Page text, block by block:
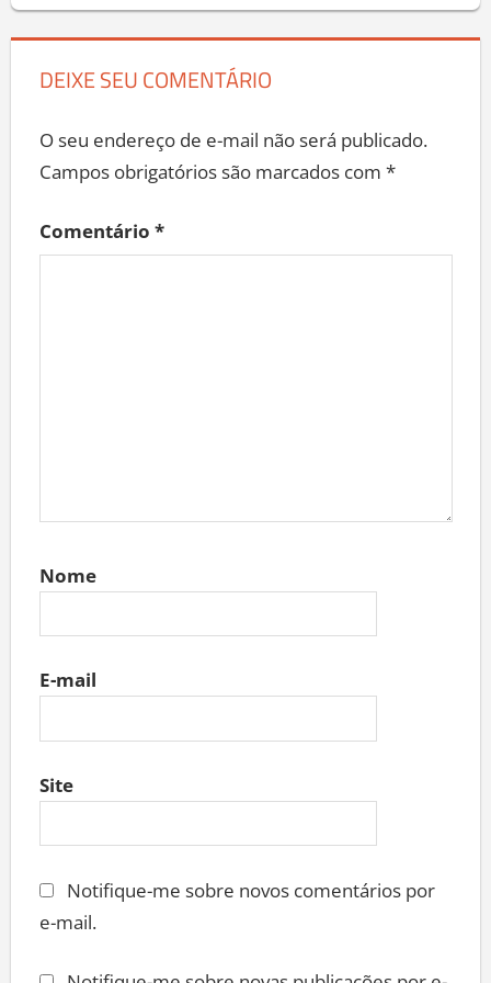
DEIXE SEU COMENTÁRIO
O seu endereço de e-mail não será publicado.
Campos obrigatórios são marcados com *
Comentário *
Nome
E-mail
Site
Notifique-me sobre novos comentários por
e-mail.